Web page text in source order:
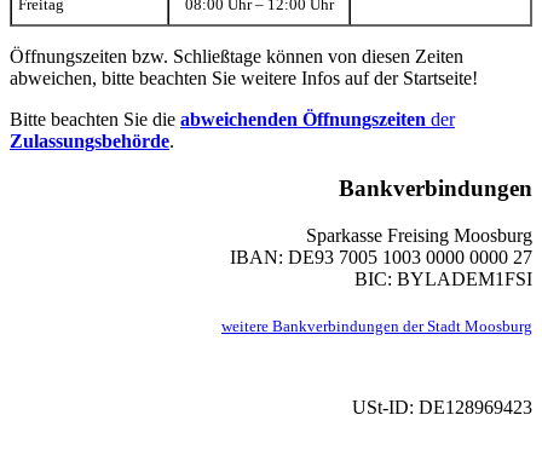
Freitag 08:00 Uhr – 12:00 Uhr
Öffnungszeiten bzw. Schließtage können von diesen Zeiten
abweichen, bitte beachten Sie weitere Infos auf der Startseite!
Bitte beachten Sie die abweichenden Öffnungszeiten der
Zulassungsbehörde.
Bankverbindungen
Sparkasse Freising Moosburg
IBAN: DE93 7005 1003 0000 0000 27
BIC: BYLADEM1FSI
weitere Bankverbindungen der Stadt Moosburg
USt-ID: DE128969423